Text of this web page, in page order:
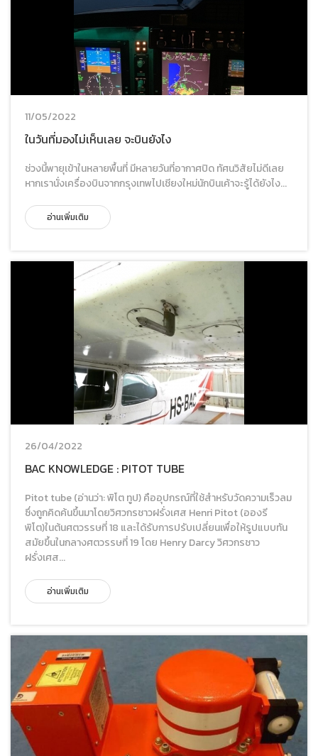
11/05/2022
ในวันที่มองไม่เห็นเลย จะบินยังไง
ช่วงนี้พายุเข้าในหลายพื้นที่ มีหลายวันที่อากาศปิด ทัศนวิสัยไม่ดีเลย
หากเรานั่งเครื่องบินจากกรุงเทพไปเชียงใหม่นักบินเค้าจะรู้ได้ยังไง...
อ่านเพิ่มเติม
26/04/2022
BAC KNOWLEDGE : PITOT TUBE
Pitot tube (อ่านว่า: พิโต ทูป) คืออุปกรณ์ที่ใช้สำหรับวัดความเร็วลม
ซึ่งถูกคิดค้นขึ้นมาโดยวิศวกรชาวฝรั่งเศส Henri Pitot (อองรี
พิโต)ในต้นศตวรรษที่ 18 และได้รับการปรับเปลี่ยนเพื่อให้รูปแบบทัน
สมัยขึ้นในกลางศตวรรษที่ 19 โดย Henry Darcy วิศวกรชาว
ฝรั่งเศส...
อ่านเพิ่มเติม